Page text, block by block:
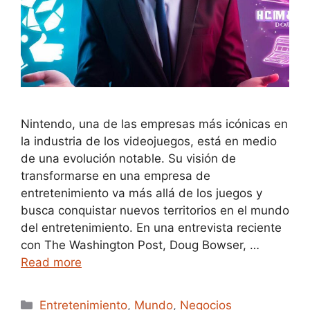
Nintendo, una de las empresas más icónicas en
la industria de los videojuegos, está en medio
de una evolución notable. Su visión de
transformarse en una empresa de
entretenimiento va más allá de los juegos y
busca conquistar nuevos territorios en el mundo
del entretenimiento. En una entrevista reciente
con The Washington Post, Doug Bowser, …
Read more
Categories
Entretenimiento, Mundo, Negocios